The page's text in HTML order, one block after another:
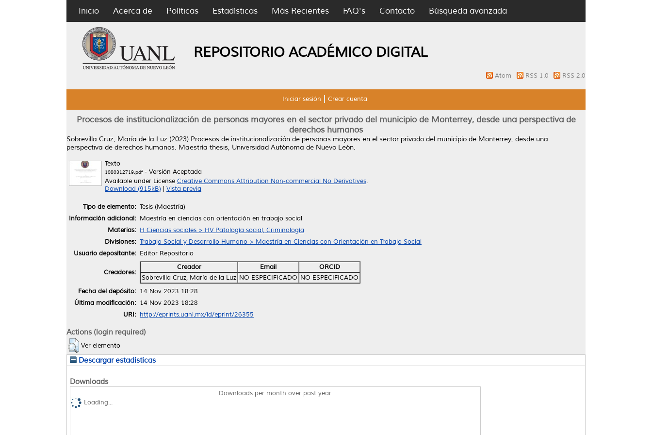
Inicio Acerca de Políticas Estadísticas Más Recientes FAQ's Contacto Búsqueda avanzada
REPOSITORIO ACADÉMICO DIGITAL
Atom RSS 1.0 RSS 2.0
Iniciar sesión Crear cuenta
Procesos de institucionalización de personas mayores en el sector privado del municipio de Monterrey, desde una perspectiva de
derechos humanos
Sobrevilla Cruz, María de la Luz (2023) Procesos de institucionalización de personas mayores en el sector privado del municipio de Monterrey, desde una
perspectiva de derechos humanos. Maestría thesis, Universidad Autónoma de Nuevo León.
Texto
1080312719.pdf- Versión Aceptada
Available under License Creative Commons Attribution Non-commercial No Derivatives.
Download (915kB)
Vista previa
Tipo de elemento: Tesis (Maestría)
Información adicional: Maestría en ciencias con orientación en trabajo social
Materias: H Ciencias sociales > HV Patología social, Criminología
Divisiones: Trabajo Social y Desarrollo Humano > Maestría en Ciencias con Orientación en Trabajo Social
Usuario depositante: Editor Repositorio
Creadores:
Creador Email
ORCID
Sobrevilla Cruz, María de la Luz NO ESPECIFICADO NO ESPECIFICADO
Fecha del depósito: 14 Nov 2023 18:28
Última modificación: 14 Nov 2023 18:28
URI: http://eprints.uanl.mx/id/eprint/26355
Actions (login required)
Ver elemento
Descargar estadísticas
Downloads
Downloads per month over past year
Loading...